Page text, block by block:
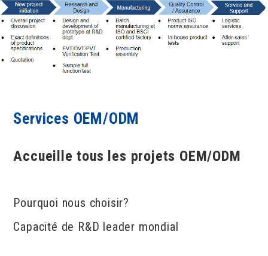
Services OEM/ODM
Accueille tous les projets OEM/ODM
Pourquoi nous choisir?
Capacité de R&D leader mondial